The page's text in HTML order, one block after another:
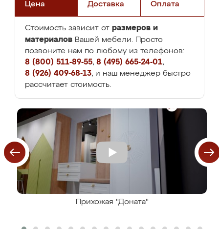
Цена Доставка Оплата
Стоимость зависит от размеров и
материалов Вашей мебели. Просто
позвоните нам по любому из телефонов:
8 (800) 511-89-55, 8 (495) 665-24-01,
8 (926) 409-68-13, и наш менеджер быстро
рассчитает стоимость.
Прихожая "Доната"